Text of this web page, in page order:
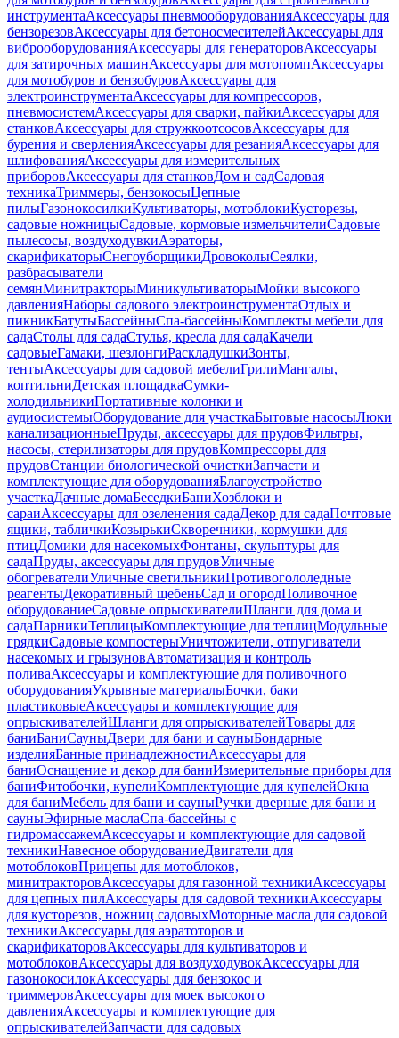
инструментаАксессуары пневмооборудованияАксессуары для
бензорезовАксессуары для бетоносмесителейАксессуары для
виброоборудованияАксессуары для генераторовАксессуары
для затирочных машинАксессуары для мотопомпАксессуары
для мотобуров и бензобуровАксессуары для
электроинструментаАксессуары для компрессоров,
пневмосистемАксессуары для сварки, пайкиАксессуары для
станковАксессуары для стружкоотсосовАксессуары для
бурения и сверленияАксессуары для резанияАксессуары для
шлифованияАксессуары для измерительных
приборовАксессуары для станковДом и садСадовая
техникаТриммеры, бензокосыЦепные
пилыГазонокосилкиКультиваторы, мотоблокиКусторезы,
садовые ножницыСадовые, кормовые измельчителиСадовые
пылесосы, воздуходувкиАэраторы,
скарификаторыСнегоуборщикиДровоколыСеялки,
разбрасыватели
семянМинитракторыМиникультиваторыМойки высокого
давленияНаборы садового электроинструментаОтдых и
пикникБатутыБассейныСпа-бассейныКомплекты мебели для
садаСтолы для садаСтулья, кресла для садаКачели
садовыеГамаки, шезлонгиРаскладушкиЗонты,
тентыАксессуары для садовой мебелиГрилиМангалы,
коптильниДетская площадкаСумки-
холодильникиПортативные колонки и
аудиосистемыОборудование для участкаБытовые насосыЛюки
канализационныеПруды, аксессуары для прудовФильтры,
насосы, стерилизаторы для прудовКомпрессоры для
прудовСтанции биологической очисткиЗапчасти и
комплектующие для оборудованияБлагоустройство
участкаДачные домаБеседкиБаниХозблоки и
сараиАксессуары для озеленения садаДекор для садаПочтовые
ящики, табличкиКозырькиСкворечники, кормушки для
птицДомики для насекомыхФонтаны, скульптуры для
садаПруды, аксессуары для прудовУличные
обогревателиУличные светильникиПротивогололедные
реагентыДекоративный щебеньСад и огородПоливочное
оборудованиеСадовые опрыскивателиШланги для дома и
садаПарникиТеплицыКомплектующие для теплицМодульные
грядкиСадовые компостерыУничтожители, отпугиватели
насекомых и грызуновАвтоматизация и контроль
поливаАксессуары и комплектующие для поливочного
оборудованияУкрывные материалыБочки, баки
пластиковыеАксессуары и комплектующие для
опрыскивателейШланги для опрыскивателейТовары для
баниБаниСауныДвери для бани и сауныБондарные
изделияБанные принадлежностиАксессуары для
баниОснащение и декор для баниИзмерительные приборы для
баниФитобочки, купелиКомплектующие для купелейОкна
для баниМебель для бани и сауныРучки дверные для бани и
сауныЭфирные маслаСпа-бассейны с
гидромассажемАксессуары и комплектующие для садовой
техникиНавесное оборудованиеДвигатели для
мотоблоковПрицепы для мотоблоков,
минитракторовАксессуары для газонной техникиАксессуары
для цепных пилАксессуары для садовой техникиАксессуары
для кусторезов, ножниц садовыхМоторные масла для садовой
техникиАксессуары для аэратоторов и
скарификаторовАксессуары для культиваторов и
мотоблоковАксессуары для воздуходувокАксессуары для
газонокосилокАксессуары для бензокос и
триммеровАксессуары для моек высокого
давленияАксессуары и комплектующие для
опрыскивателейЗапчасти для садовых